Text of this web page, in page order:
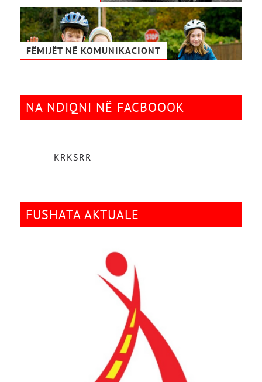
FËMIJËT NË KOMUNIKACIONТ
NA NDIQNI NË FACBOOOK
KRKSRR
FUSHATA AKTUALE